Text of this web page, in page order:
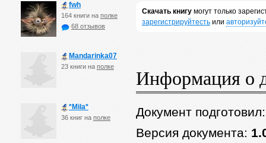
fwh
164 книги на полке
68 отзывов
Mandarinka07
23 книги на полке
*Mila*
36 книг на полке
Скачать книгумогут только
зарегистрируйтестьили
Информация о
Документ
Версия документа: